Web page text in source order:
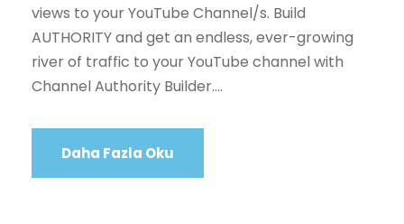
views to your YouTube Channel/s. Build
AUTHORITY and get an endless, ever-growing
river of traffic to your YouTube channel with
Channel Authority Builder....
Daha Fazla Oku